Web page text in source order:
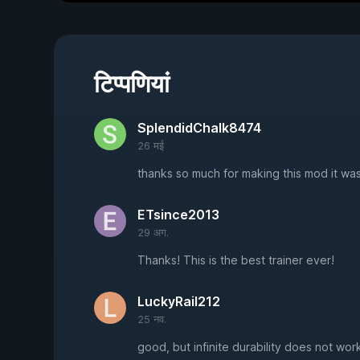
टिप्पणियां
SplendidChalk8474
26 मई
thanks so much for making this mod it
ETsince2013
29 अग.
Thanks! This is the best trainer ever!
LuckyRail212
25 नव.
good, but infinite durability does not